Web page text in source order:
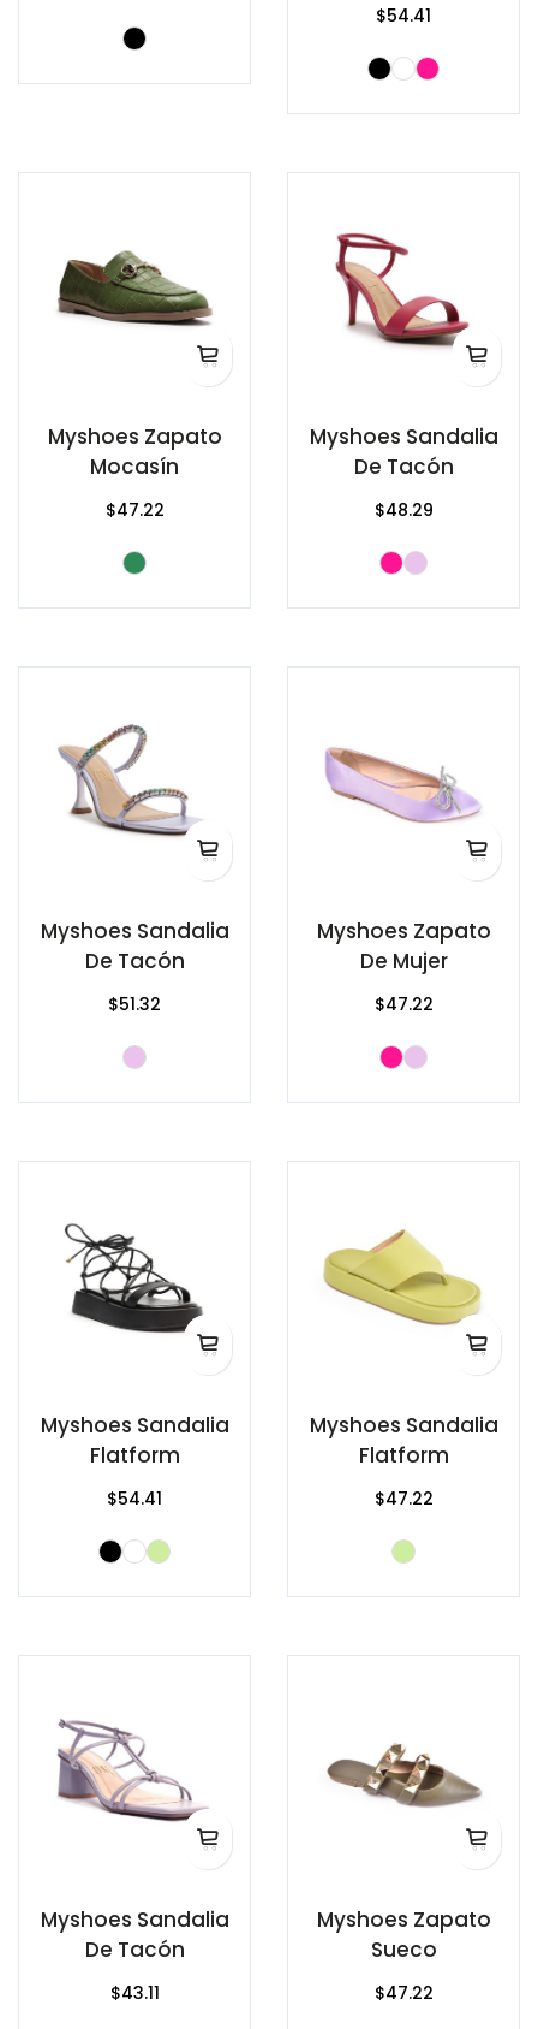
$54.41
Myshoes Zapato
Mocasín
$47.22
Myshoes Sandalia
De Tacón
$48.29
Myshoes Sandalia
De Tacón
$51.32
Myshoes Zapato
De Mujer
$47.22
Myshoes Sandalia
Flatform
$54.41
Myshoes Sandalia
Flatform
$47.22
Myshoes Sandalia
De Tacón
$43.11
Myshoes Zapato
Sueco
$47.22